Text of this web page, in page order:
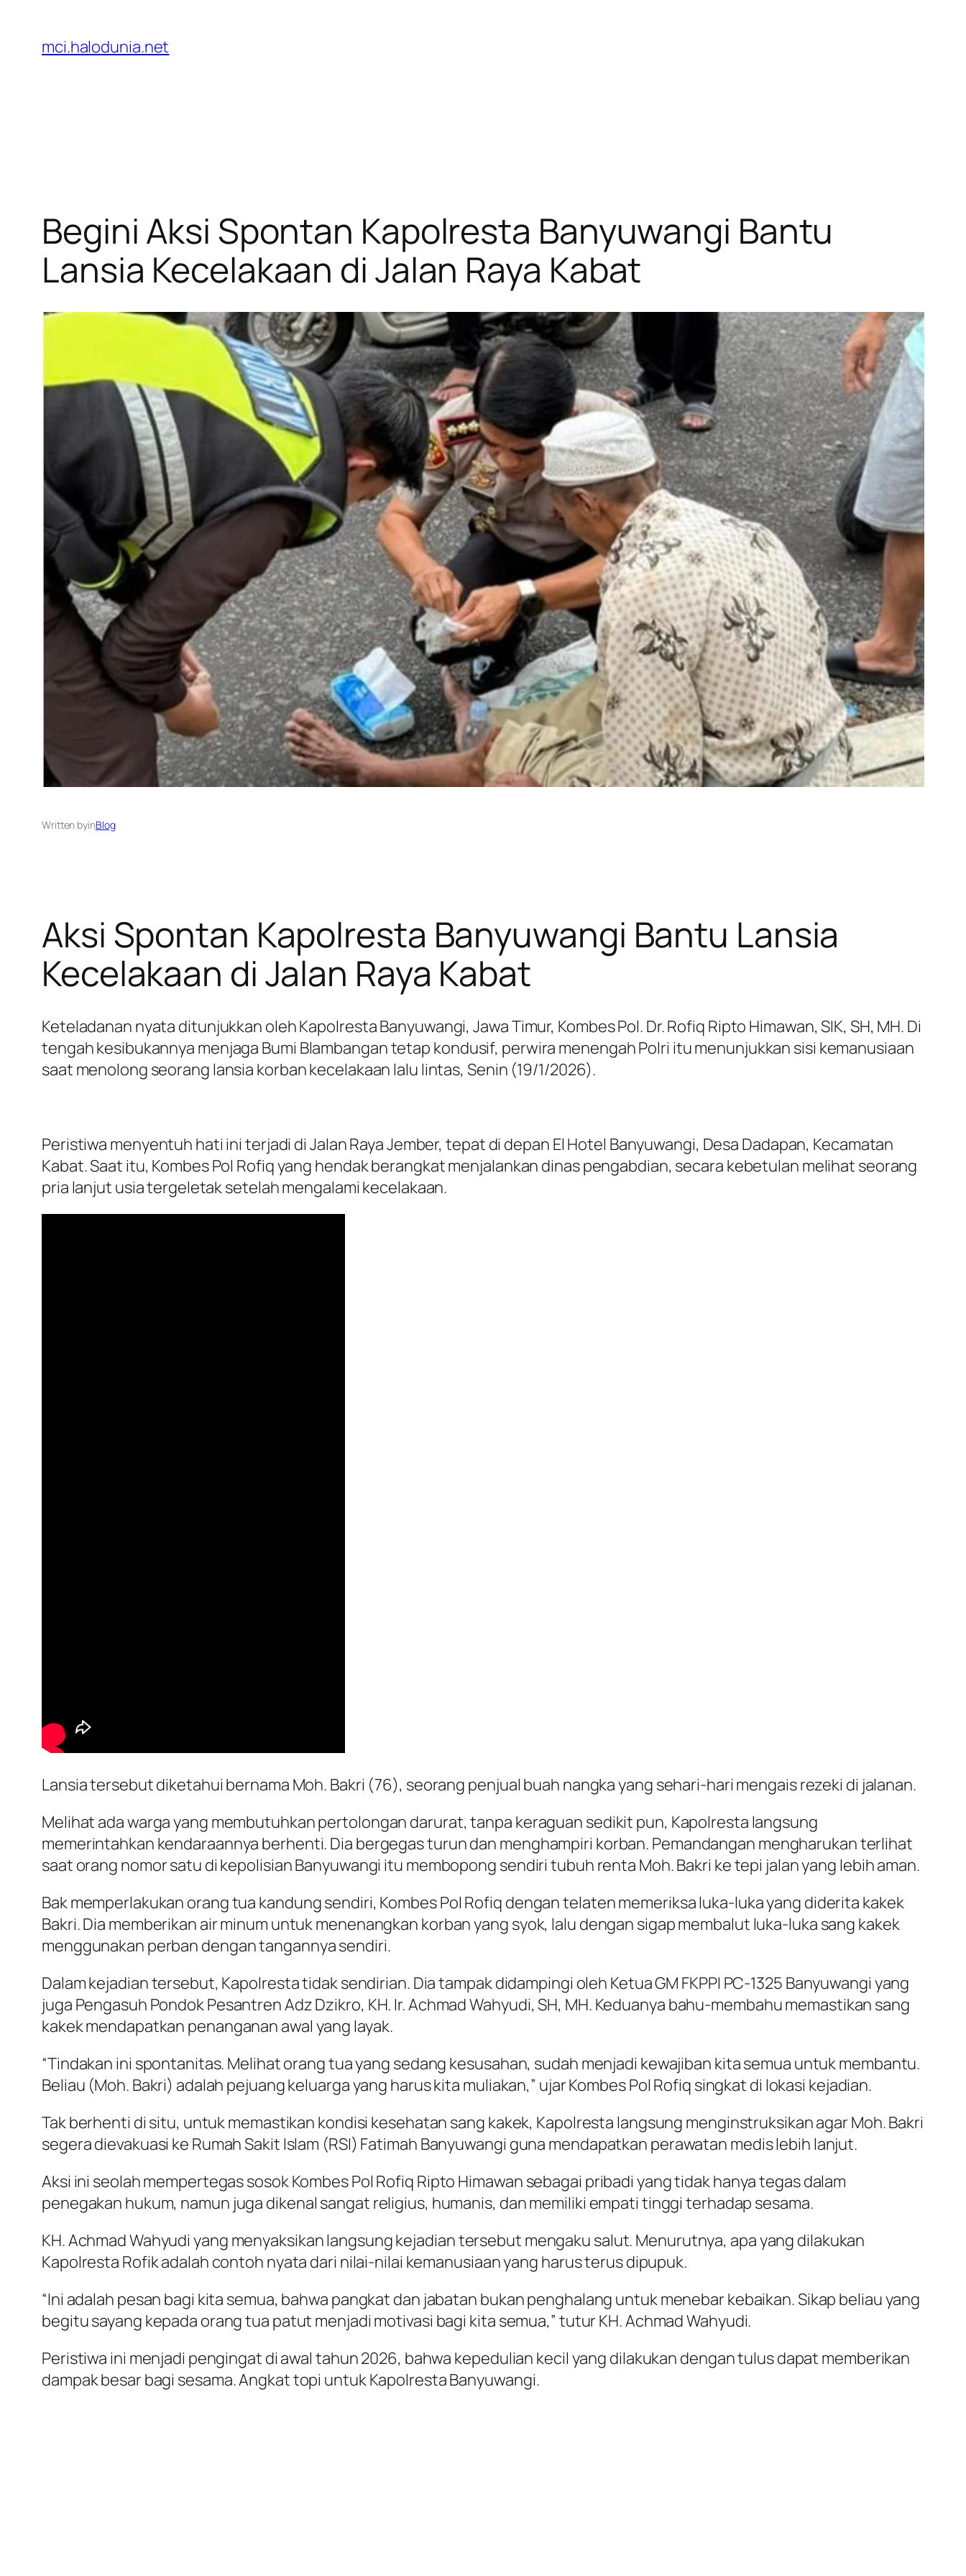
konten
mci.halodunia.net
Begini Aksi Spontan Kapolresta Banyuwangi Bantu
Lansia Kecelakaan di Jalan Raya Kabat
Written byinBlog
Aksi Spontan Kapolresta Banyuwangi Bantu Lansia
Kecelakaan di Jalan Raya Kabat
Keteladanan nyata ditunjukkan oleh Kapolresta Banyuwangi, Jawa Timur, Kombes Pol. Dr. Rofiq Ripto Himawan, SIK, SH, MH. Di
tengah kesibukannya menjaga Bumi Blambangan tetap kondusif, perwira menengah Polri itu menunjukkan sisi kemanusiaan
saat menolong seorang lansia korban kecelakaan lalu lintas, Senin (19/1/2026).
Peristiwa menyentuh hati ini terjadi di Jalan Raya Jember, tepat di depan El Hotel Banyuwangi, Desa Dadapan, Kecamatan
Kabat. Saat itu, Kombes Pol Rofiq yang hendak berangkat menjalankan dinas pengabdian, secara kebetulan melihat seorang
pria lanjut usia tergeletak setelah mengalami kecelakaan.
Lansia tersebut diketahui bernama Moh. Bakri (76), seorang penjual buah nangka yang sehari-hari mengais rezeki di jalanan.
Melihat ada warga yang membutuhkan pertolongan darurat, tanpa keraguan sedikit pun, Kapolresta langsung
memerintahkan kendaraannya berhenti. Dia bergegas turun dan menghampiri korban. Pemandangan mengharukan terlihat
saat orang nomor satu di kepolisian Banyuwangi itu membopong sendiri tubuh renta Moh. Bakri ke tepi jalan yang lebih aman.
Bak memperlakukan orang tua kandung sendiri, Kombes Pol Rofiq dengan telaten memeriksa luka-luka yang diderita kakek
Bakri. Dia memberikan air minum untuk menenangkan korban yang syok, lalu dengan sigap membalut luka-luka sang kakek
menggunakan perban dengan tangannya sendiri.
Dalam kejadian tersebut, Kapolresta tidak sendirian. Dia tampak didampingi oleh Ketua GM FKPPI PC-1325 Banyuwangi yang
juga Pengasuh Pondok Pesantren Adz Dzikro, KH. Ir. Achmad Wahyudi, SH, MH. Keduanya bahu-membahu memastikan sang
kakek mendapatkan penanganan awal yang layak.
“Tindakan ini spontanitas. Melihat orang tua yang sedang kesusahan, sudah menjadi kewajiban kita semua untuk membantu.
Beliau (Moh. Bakri) adalah pejuang keluarga yang harus kita muliakan,” ujar Kombes Pol Rofiq singkat di lokasi kejadian.
Tak berhenti di situ, untuk memastikan kondisi kesehatan sang kakek, Kapolresta langsung menginstruksikan agar Moh. Bakri
segera dievakuasi ke Rumah Sakit Islam (RSI) Fatimah Banyuwangi guna mendapatkan perawatan medis lebih lanjut.
Aksi ini seolah mempertegas sosok Kombes Pol Rofiq Ripto Himawan sebagai pribadi yang tidak hanya tegas dalam
penegakan hukum, namun juga dikenal sangat religius, humanis, dan memiliki empati tinggi terhadap sesama.
KH. Achmad Wahyudi yang menyaksikan langsung kejadian tersebut mengaku salut. Menurutnya, apa yang dilakukan
Kapolresta Rofik adalah contoh nyata dari nilai-nilai kemanusiaan yang harus terus dipupuk.
“Ini adalah pesan bagi kita semua, bahwa pangkat dan jabatan bukan penghalang untuk menebar kebaikan. Sikap beliau yang
begitu sayang kepada orang tua patut menjadi motivasi bagi kita semua,” tutur KH. Achmad Wahyudi.
Peristiwa ini menjadi pengingat di awal tahun 2026, bahwa kepedulian kecil yang dilakukan dengan tulus dapat memberikan
dampak besar bagi sesama. Angkat topi untuk Kapolresta Banyuwangi.